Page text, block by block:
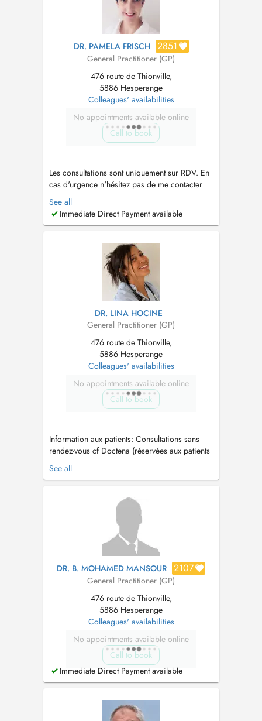
DR. PAMELA FRISCH 2851
General Practitioner (GP)
476 route de Thionville,
5886 Hesperange
Colleagues' availabilities
No appointments available online
Call to book
Les consultations sont uniquement sur RDV. En
cas d'urgence n'hésitez pas de me contacter
par mail:
288559-1 Merci de votre compréhension que
Dr Pamela Frisch ne prend plus de nouveau
sauf urgences ou échographies. C...
See all
Immediate Direct Payment available
DR. LINA HOCINE
General Practitioner (GP)
476 route de Thionville,
5886 Hesperange
Colleagues' availabilities
No appointments available online
Call to book
Information aux patients: Consultations sans
rendez-vous cf Doctena (réservées aux patients
connus du centre) -Sans majoration -Accès
selon l'ordre d'arrivée Consultation non
créneaux disponibles. Consultations sur
See all
DR. B. MOHAMED MANSOUR 2107
General Practitioner (GP)
476 route de Thionville,
5886 Hesperange
Colleagues' availabilities
No appointments available online
Call to book
Immediate Direct Payment available